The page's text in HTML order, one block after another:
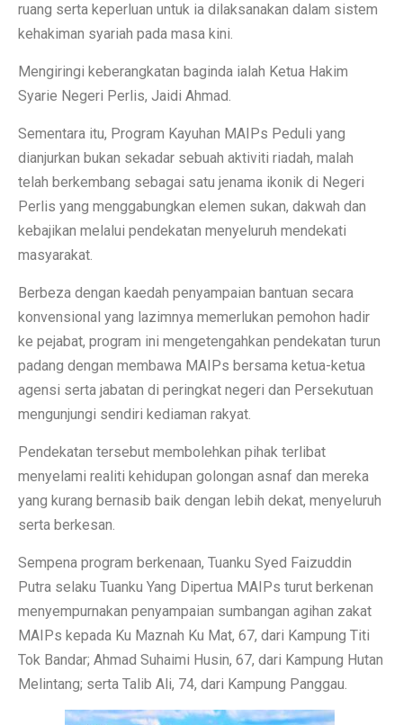
ruang serta keperluan untuk ia dilaksanakan dalam sistem
kehakiman syariah pada masa kini.
Mengiringi keberangkatan baginda ialah Ketua Hakim
Syarie Negeri Perlis, Jaidi Ahmad.
Sementara itu, Program Kayuhan MAIPs Peduli yang
dianjurkan bukan sekadar sebuah aktiviti riadah, malah
telah berkembang sebagai satu jenama ikonik di Negeri
Perlis yang menggabungkan elemen sukan, dakwah dan
kebajikan melalui pendekatan menyeluruh mendekati
masyarakat.
Berbeza dengan kaedah penyampaian bantuan secara
konvensional yang lazimnya memerlukan pemohon hadir
ke pejabat, program ini mengetengahkan pendekatan turun
padang dengan membawa MAIPs bersama ketua-ketua
agensi serta jabatan di peringkat negeri dan Persekutuan
mengunjungi sendiri kediaman rakyat.
Pendekatan tersebut membolehkan pihak terlibat
menyelami realiti kehidupan golongan asnaf dan mereka
yang kurang bernasib baik dengan lebih dekat, menyeluruh
serta berkesan.
Sempena program berkenaan, Tuanku Syed Faizuddin
Putra selaku Tuanku Yang Dipertua MAIPs turut berkenan
menyempurnakan penyampaian sumbangan agihan zakat
MAIPs kepada Ku Maznah Ku Mat, 67, dari Kampung Titi
Tok Bandar; Ahmad Suhaimi Husin, 67, dari Kampung Hutan
Melintang; serta Talib Ali, 74, dari Kampung Panggau.